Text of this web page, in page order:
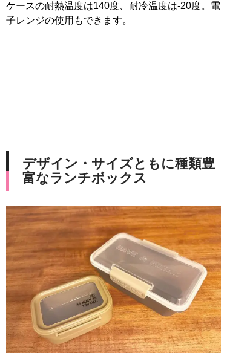
ケースの耐熱温度は140度、耐冷温度は-20度。電
子レンジの使用もできます。
デザイン・サイズともに種類豊
富なランチボックス